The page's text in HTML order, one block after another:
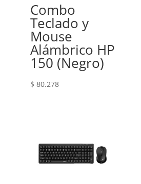
Combo
Teclado y
Mouse
Alámbrico HP
150 (Negro)
$ 80.278